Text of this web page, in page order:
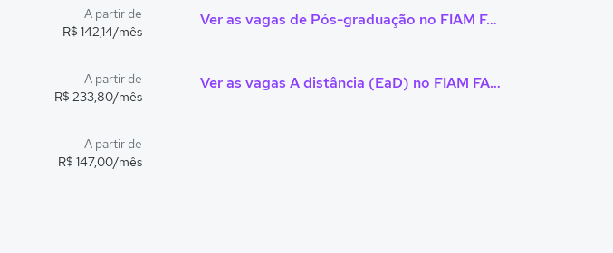
A partir de
R$ 142,14/mês
A partir de
R$ 233,80/mês
A partir de
R$ 147,00/mês
Ver as vagas de Pós-graduação no FIAM FAAM
Ver as vagas A distância (EaD) no FIAM FAAM